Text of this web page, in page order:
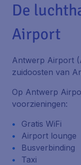
De
Airport
Antwerp Airport
zuidoosten van
Op Antwerp
voorzieningen:
Gratis WiFi
Airport lounge
Busverbinding
Taxi